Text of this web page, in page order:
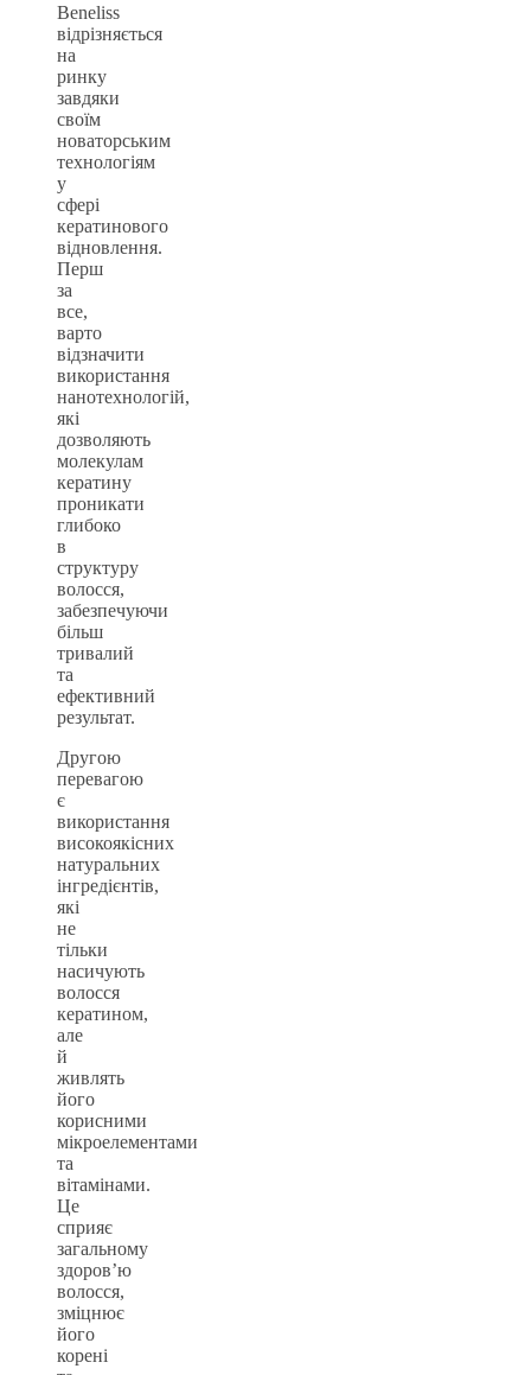
Beneliss
відрізняється
на
ринку
завдяки
своїм
новаторським
технологіям
у
сфері
кератинового
відновлення.
Перш
за
все,
варто
відзначити
використання
нанотехнологій,
які
дозволяють
молекулам
кератину
проникати
глибоко
в
структуру
волосся,
забезпечуючи
більш
тривалий
та
ефективний
результат.
Другою
перевагою
є
використання
високоякісних
натуральних
інгредієнтів,
які
не
тільки
насичують
волосся
кератином,
але
й
живлять
його
корисними
мікроелементами
та
вітамінами.
Це
сприяє
загальному
здоров’ю
волосся,
зміцнює
його
корені